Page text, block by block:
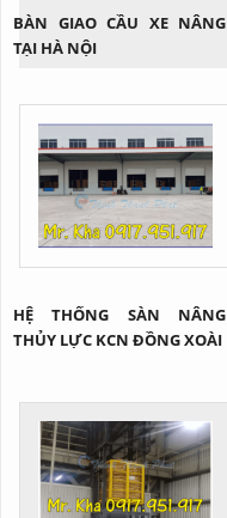
BÀN GIAO CẦU XE NÂNG
TẠI HÀ NỘI
HỆ THỐNG SÀN NÂNG
THỦY LỰC KCN ĐỒNG XOÀI